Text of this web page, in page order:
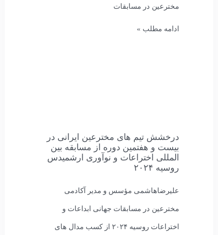
مخترعین در مسابقات
ادامه مطلب »
درخشش تیم های مخترعین ایرانی در
بیست و هفتمین دوره از مسابقه بین
المللی اختراعات و نوآوری ارشمیدس
روسیه ۲۰۲۴
علیرضاهاشمی مؤسس و مدیر آکادمی
مخترعین در مسابقات جهانی ابداعات و
اختراعات روسیه ۲۰۲۴ از کسب مدال های